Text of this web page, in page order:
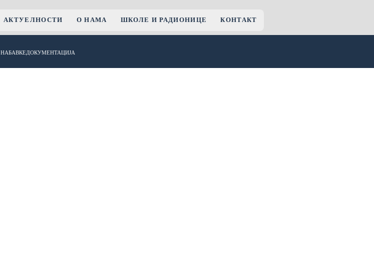
АКТУЕЛНОСТИ О НАМА ШКОЛЕ И РАДИОНИЦЕ КОНТАКТ
НАБАВКЕДОКУМЕНТАЦИЈА